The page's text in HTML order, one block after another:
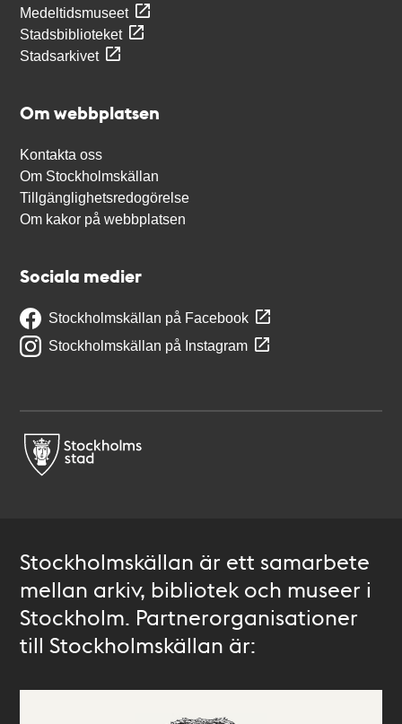
Medeltidsmuseet
Stadsbiblioteket
Stadsarkivet
Om webbplatsen
Kontakta oss
Om Stockholmskällan
Tillgänglighetsredogörelse
Om kakor på webbplatsen
Sociala medier
Stockholmskällan på Facebook
Stockholmskällan på Instagram
Stockholmskällan är ett samarbete
mellan arkiv, bibliotek och museer i
Stockholm. Partnerorganisationer
till Stockholmskällan är: